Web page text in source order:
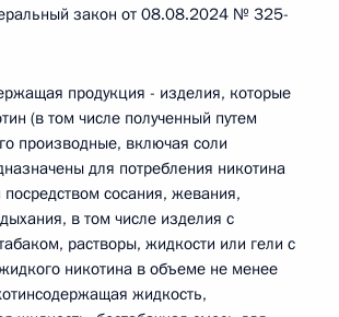
закон от 08.08.2024 № 325-
продукция - изделия, которые
(в том числе полученный путем
производные, включая соли
для потребления никотина
посредством сосания, жевания,
в том числе изделия с
растворы, жидкости или гели с
никотина в объеме не менее
жидкость,